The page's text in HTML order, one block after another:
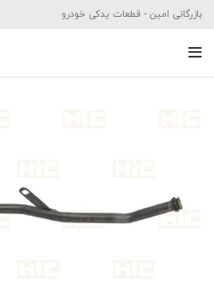
بازرگانی امین - قطعات یدکی خودرو